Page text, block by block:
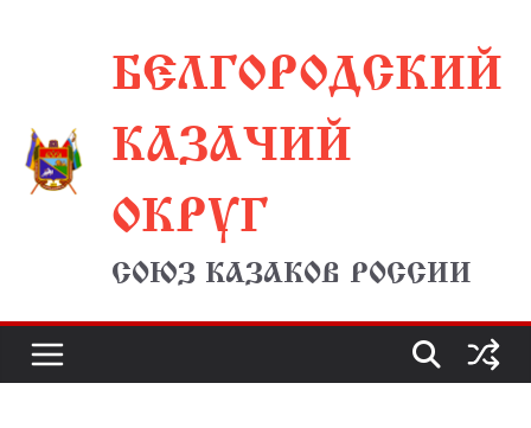
содержимомуБЕЛГОРОДСКИЙ
КАЗАЧИЙ
ОКРУГ
СОЮЗ КАЗАКОВ РОССИИ